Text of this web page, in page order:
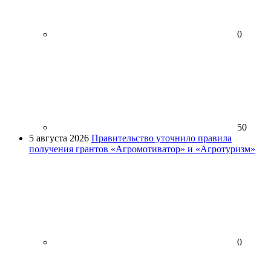
0
50
5 августа 2026 Правительство уточнило правила
получения грантов «Агромотиватор» и «Агротуризм»
0